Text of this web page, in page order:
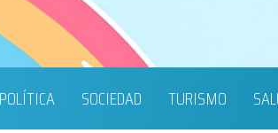
POLÍTICA SOCIEDAD TURISMO